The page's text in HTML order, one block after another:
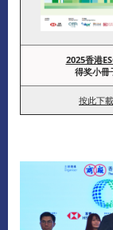
2025香港
得奖小冊
按此下載